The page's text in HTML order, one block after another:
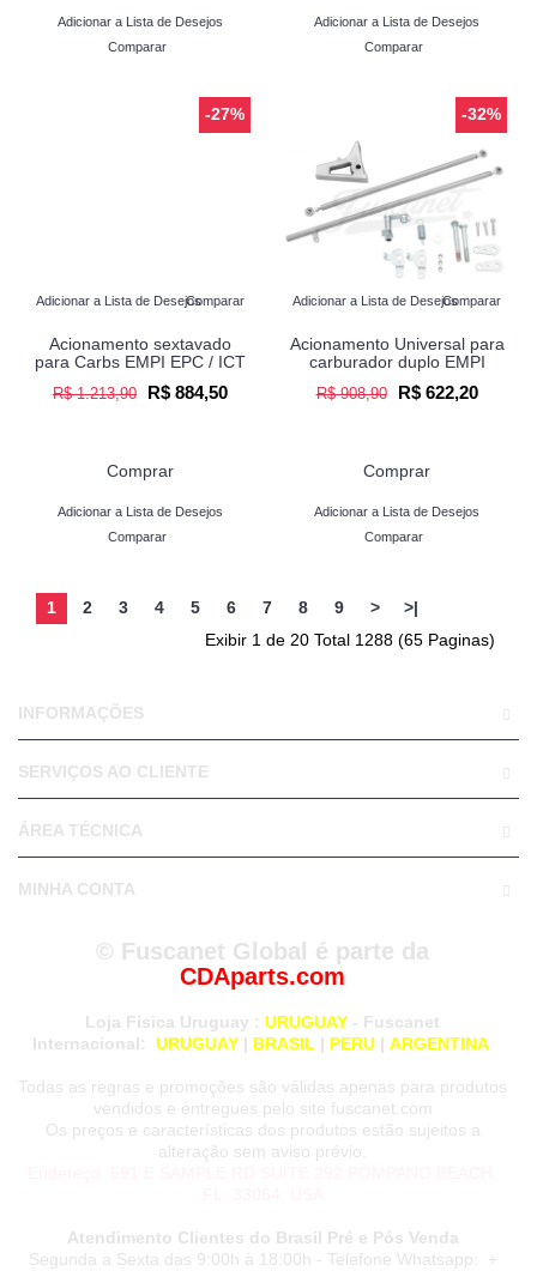
Adicionar a Lista de Desejos
Comparar
Adicionar a Lista de Desejos
Comparar
-27%
Adicionar a Lista de DesejosComparar
Acionamento sextavado
para Carbs EMPI EPC / ICT
R$ 1.213,90 R$ 884,50
Comprar
Adicionar a Lista de Desejos
Comparar
-32%
Adicionar a Lista de DesejosComparar
Acionamento Universal para
carburador duplo EMPI
R$ 908,90 R$ 622,20
Comprar
Adicionar a Lista de Desejos
Comparar
1 2 3 4 5 6 7 8 9 >
>|
Exibir 1 de 20 Total 1288 (65 Paginas)
INFORMAÇÕES
SERVIÇOS AO CLIENTE
ÁREA TÉCNICA
MINHA CONTA
© Fuscanet Global é parte da
CDAparts.com
Loja Fisica Uruguay : URUGUAY - Fuscanet
Internacional: URUGUAY| BRASIL | PERU| ARGENTINA
Todas as regras e promoções são válidas apenas para produtos
vendidos e entregues pelo site fuscanet.com
Os preços e características dos produtos estão sujeitos a
alteração sem aviso prévio.
Atendimento Clientes do Brasil Pré e Pós Venda
Segunda a Sexta das 9:00h à 18:00h - Telefone Whatsapp: +